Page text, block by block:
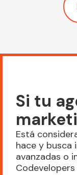
Si tu
Está
hace y busca
avanzadas o